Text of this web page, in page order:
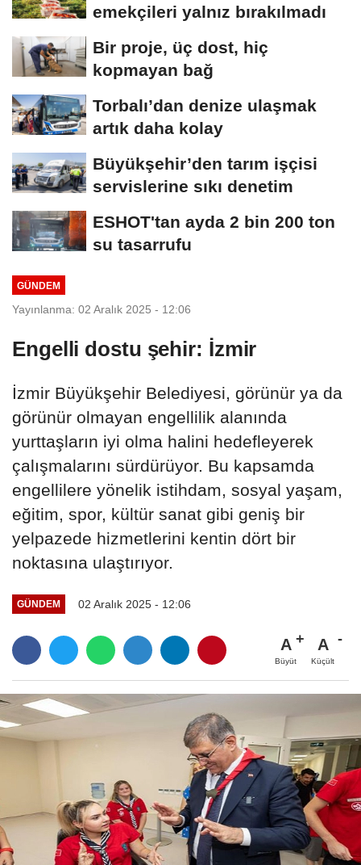
emekçileri yalnız bırakılmadı
Bir proje, üç dost, hiç
kopmayan bağ
Torbalı’dan denize ulaşmak
artık daha kolay
Büyükşehir’den tarım işçisi
servislerine sıkı denetim
ESHOT'tan ayda 2 bin 200 ton
su tasarrufu
GÜNDEM
Yayınlanma: 02 Aralık 2025 - 12:06
Engelli dostu şehir: İzmir
İzmir Büyükşehir Belediyesi, görünür ya da
görünür olmayan engellilik alanında
yurttaşların iyi olma halini hedefleyerek
çalışmalarını sürdürüyor. Bu kapsamda
engellilere yönelik istihdam, sosyal yaşam,
eğitim, spor, kültür sanat gibi geniş bir
yelpazede hizmetlerini kentin dört bir
noktasına ulaştırıyor.
GÜNDEM 02 Aralık 2025 - 12:06
A
Büyüt
A
Küçült